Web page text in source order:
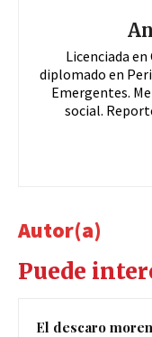
Licenciada
diplomado en
Emergentes.
social.
Autor(a)
Puede
El descaro